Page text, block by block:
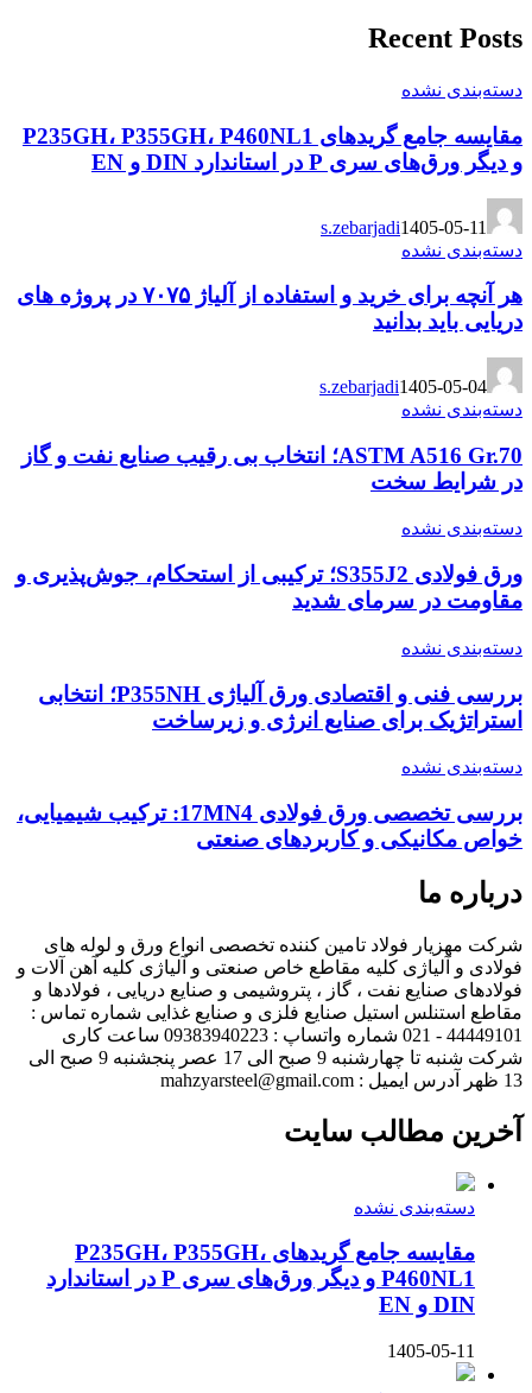
Recent Posts
دسته‌بندی نشده
مقایسه جامع گریدهای P235GH، P355GH، P460NL1
و دیگر ورق‌های سری P در استاندارد DIN و EN
s.zebarjadi1405-05-11
دسته‌بندی نشده
هر آنچه برای خرید و استفاده از آلیاژ ۷۰۷۵ در پروژه های
دریایی باید بدانید
s.zebarjadi1405-05-04
دسته‌بندی نشده
ASTM A516 Gr.70؛ انتخاب بی رقیب صنایع نفت و گاز
در شرایط سخت
دسته‌بندی نشده
ورق فولادی S355J2؛ ترکیبی از استحکام، جوش‌پذیری و
مقاومت در سرمای شدید
دسته‌بندی نشده
بررسی فنی و اقتصادی ورق آلیاژی P355NH؛ انتخابی
استراتژیک برای صنایع انرژی و زیرساخت
دسته‌بندی نشده
بررسی تخصصی ورق فولادی 17MN4: ترکیب شیمیایی،
خواص مکانیکی و کاربردهای صنعتی
درباره ما
شرکت مهزیار فولاد تامین کننده تخصصی انواع ورق و لوله های
فولادی و آلیاژی کلیه مقاطع خاص صنعتی و آلیاژی کلیه آهن آلات و
فولادهای صنایع نفت ، گاز ، پتروشیمی و صنایع دریایی ، فولادها و
مقاطع استنلس استیل صنایع فلزی و صنایع غذایی شماره تماس :
44449101 - 021 شماره واتساپ : 09383940223 ساعت کاری
شرکت شنبه تا چهارشنبه 9 صبح الی 17 عصر پنجشنبه 9 صبح الی
13 ظهر آدرس ایمیل : mahzyarsteel@gmail.com
آخرین مطالب سایت
دسته‌بندی نشده
مقایسه جامع گریدهای P235GH، P355GH،
P460NL1 و دیگر ورق‌های سری P در استاندارد
DIN و EN
1405-05-11